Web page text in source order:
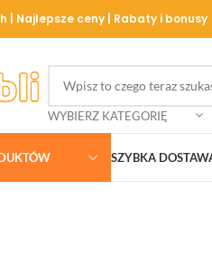
| Najlepsze ceny | Rabaty i bonusy
WYBIERZ KATEGORIĘ
SZYBKA